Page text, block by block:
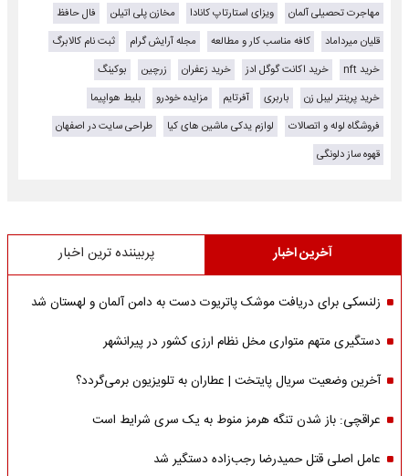
مهاجرت تحصیلی آلمان
ویزای استارتاپ کانادا مخازن پلی اتیلن
فال حافظ
قلیان میرداماد
کافه مناسب کار و مطالعه مجله آرایش گرام
ثبت نام کالابرگ
خرید nft
خرید اکانت گوگل ادز خرید زعفران زرچین
بوکینگ
خرید پرینتر لیبل زن
باربری آفرتایم مزایده خودرو
بلیط هواپیما
فروشگاه لوله و اتصالات
لوازم یدکی ماشین های کیا
طراحی سایت در اصفهان
قهوه ساز دلونگی
آخرین اخبار پربیننده ترین اخبار
زلنسکی برای دریافت موشک پاتریوت دست به دامن آلمان و لهستان شد
دستگیری متهم متواری مخل نظام ارزی کشور در پیرانشهر
آخرین وضعیت سریال پایتخت | عطاران به تلویزیون برمی‌گردد؟
عراقچی: باز شدن تنگه هرمز منوط به یک سری شرایط است
عامل اصلی قتل حمیدرضا رجب‌زاده دستگیر شد